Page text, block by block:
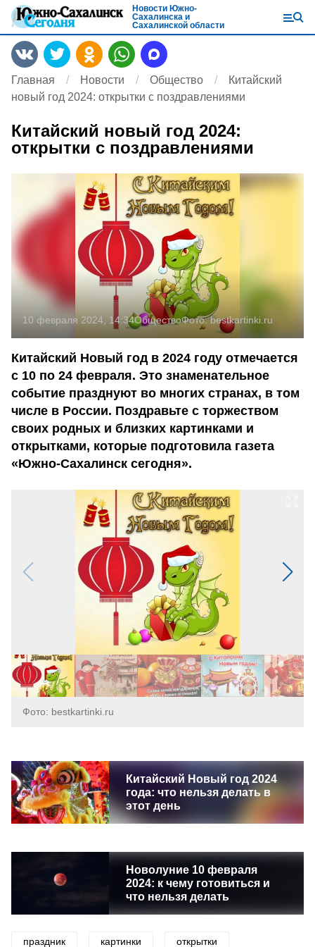
Новости Южно-
Сахалинска и
Сахалинской области
Главная Новости Общество
Китайский
новый год 2024: открытки с поздравлениями
Китайский новый год 2024:
открытки с поздравлениями
10 февраля 2024, 14:34ОбществоФото:bestkartinki.ru
Китайский Новый год в 2024 году отмечается
с 10 по 24 февраля. Это знаменательное
событие празднуют во многих странах, в том
числе в России. Поздравьте с торжеством
своих родных и близких картинками и
открытками, которые подготовила газета
«Южно-Сахалинск сегодня».
Фото: bestkartinki.ru
Китайский Новый год 2024
года: что нельзя делать в
этот день
Новолуние 10 февраля
2024: к чему готовиться и
что нельзя делать
праздник картинки открытки